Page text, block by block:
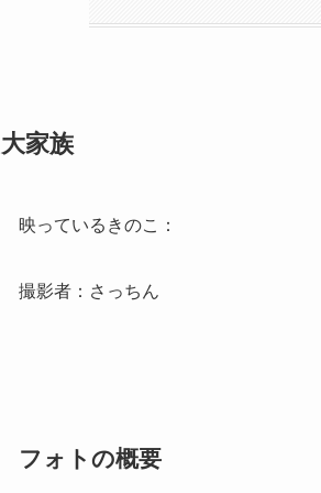
大家族
映っているきのこ：
撮影者：さっちん
フォトの概要